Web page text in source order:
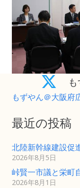
もずやん＠大阪府
最近の投稿
北陸新幹線建設促
2026年8月5日
峠賢一市議と栄町
2026年8月1日